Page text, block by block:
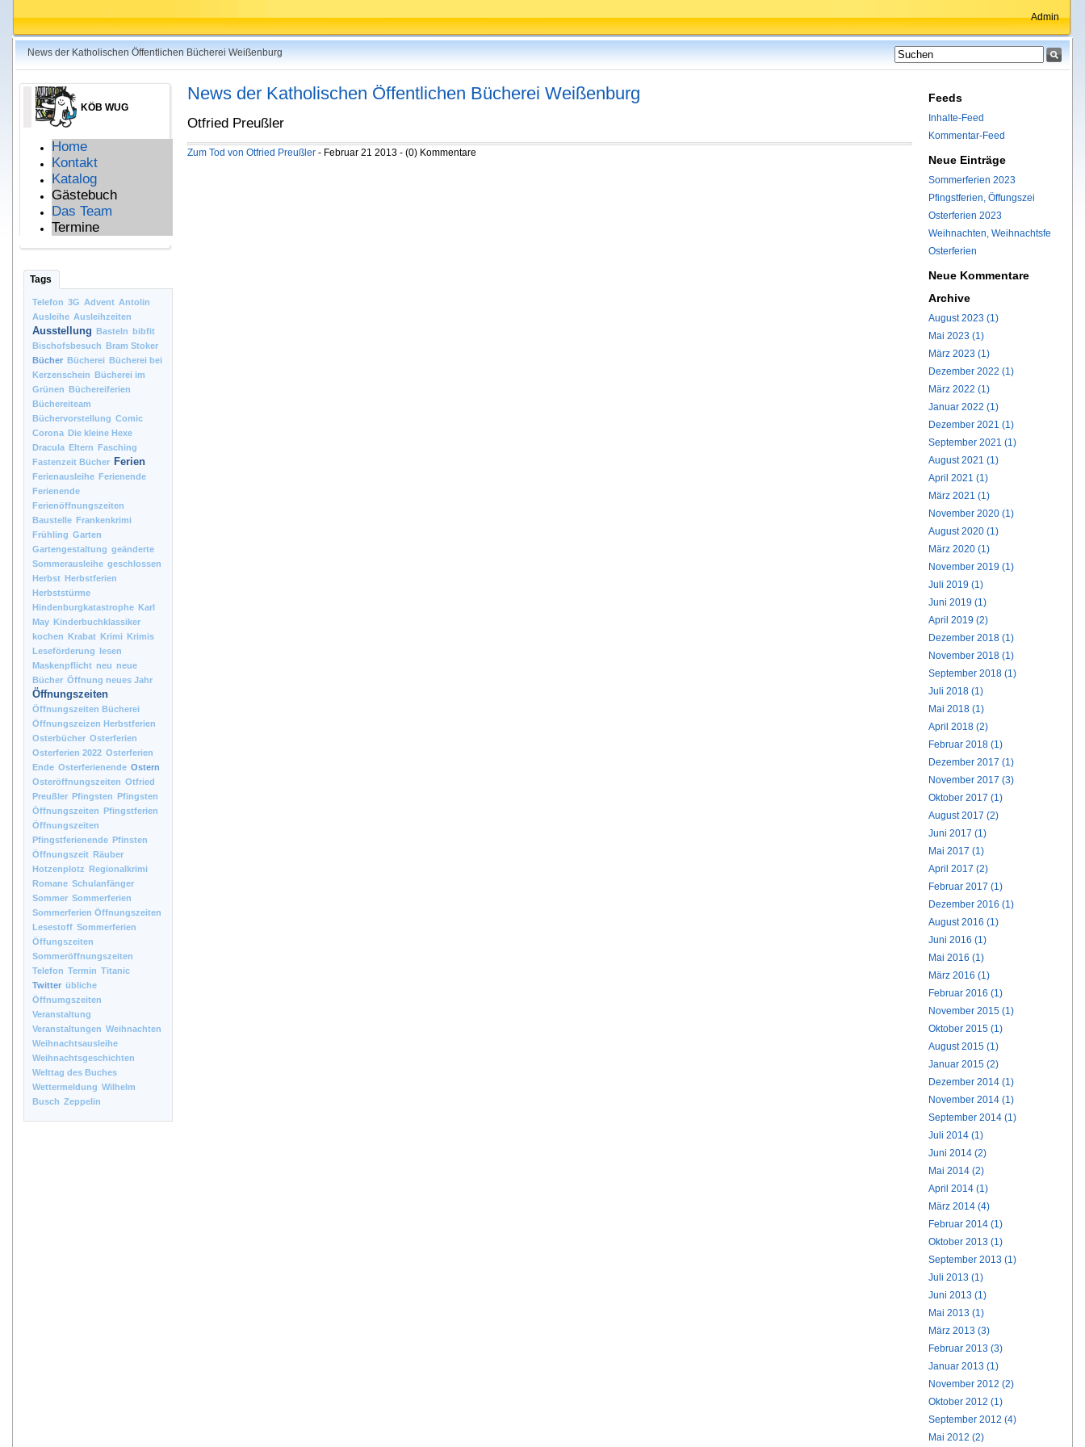
Admin
News der Katholischen Öffentlichen Bücherei Weißenburg
KÖB WUG
Home
Kontakt
Katalog
Gästebuch
Das Team
Termine
Tags
Telefon 3G Advent Antolin
Ausleihe Ausleihzeiten
Ausstellung Basteln bibfit
Bischofsbesuch Bram Stoker
Bücher Bücherei Bücherei bei
Kerzenschein Bücherei im
Grünen Büchereiferien
Büchereiteam
Büchervorstellung Comic
Corona Die kleine Hexe
Dracula Eltern Fasching
Fastenzeit Bücher Ferien
Ferienausleihe Ferienende
Ferienende
Ferienöffnungszeiten
Baustelle Frankenkrimi
Frühling Garten
Gartengestaltung geänderte
Sommerausleihe geschlossen
Herbst Herbstferien
Herbststürme
Hindenburgkatastrophe Karl
May Kinderbuchklassiker
kochen Krabat Krimi Krimis
Leseförderung lesen
Maskenpflicht neu neue
Bücher Öffnung neues Jahr
Öffnungszeiten
Öffnungszeiten Bücherei
Öffnungszeizen Herbstferien
Osterbücher Osterferien
Osterferien 2022 Osterferien
Ende Osterferienende Ostern
Osteröffnungszeiten Otfried
Preußler Pfingsten Pfingsten
Öffnungszeiten Pfingstferien
Öffnungszeiten
Pfingstferienende Pfinsten
Öffnungszeit Räuber
Hotzenplotz Regionalkrimi
Romane Schulanfänger
Sommer Sommerferien
Sommerferien Öffnungszeiten
Lesestoff Sommerferien
Öffungszeiten
Sommeröffnungszeiten
Telefon Termin Titanic
Twitter übliche
Öffnumgszeiten
Veranstaltung
Veranstaltungen Weihnachten
Weihnachtsausleihe
Weihnachtsgeschichten
Welttag des Buches
Wettermeldung Wilhelm
Busch Zeppelin
News der Katholischen Öffentlichen Bücherei Weißenburg
Otfried Preußler
Zum Tod von Otfried Preußler - Februar 21 2013 - (0) Kommentare
Feeds
Inhalte-Feed
Kommentar-Feed
Neue Einträge
Sommerferien 2023
Pfingstferien, Öffungszei
Osterferien 2023
Weihnachten, Weihnachtsfe
Osterferien
Neue Kommentare
Archive
August 2023 (1)
Mai 2023 (1)
März 2023 (1)
Dezember 2022 (1)
März 2022 (1)
Januar 2022 (1)
Dezember 2021 (1)
September 2021 (1)
August 2021 (1)
April 2021 (1)
März 2021 (1)
November 2020 (1)
August 2020 (1)
März 2020 (1)
November 2019 (1)
Juli 2019 (1)
Juni 2019 (1)
April 2019 (2)
Dezember 2018 (1)
November 2018 (1)
September 2018 (1)
Juli 2018 (1)
Mai 2018 (1)
April 2018 (2)
Februar 2018 (1)
Dezember 2017 (1)
November 2017 (3)
Oktober 2017 (1)
August 2017 (2)
Juni 2017 (1)
Mai 2017 (1)
April 2017 (2)
Februar 2017 (1)
Dezember 2016 (1)
August 2016 (1)
Juni 2016 (1)
Mai 2016 (1)
März 2016 (1)
Februar 2016 (1)
November 2015 (1)
Oktober 2015 (1)
August 2015 (1)
Januar 2015 (2)
Dezember 2014 (1)
November 2014 (1)
September 2014 (1)
Juli 2014 (1)
Juni 2014 (2)
Mai 2014 (2)
April 2014 (1)
März 2014 (4)
Februar 2014 (1)
Oktober 2013 (1)
September 2013 (1)
Juli 2013 (1)
Juni 2013 (1)
Mai 2013 (1)
März 2013 (3)
Februar 2013 (3)
Januar 2013 (1)
November 2012 (2)
Oktober 2012 (1)
September 2012 (4)
Mai 2012 (2)